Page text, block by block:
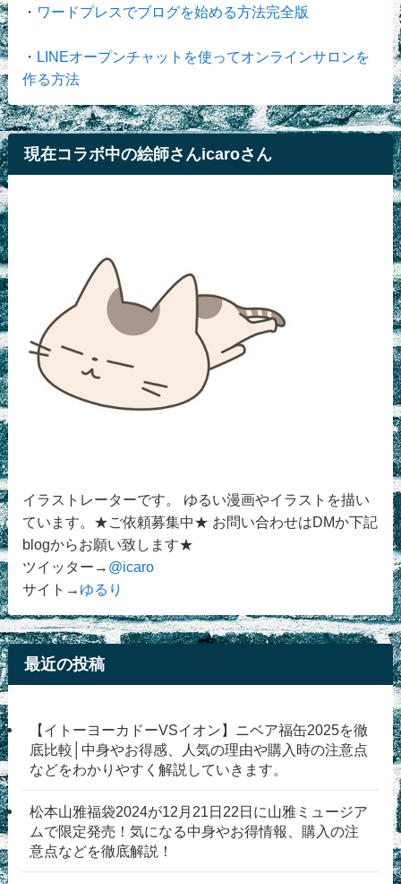
・ ワードプレスでブログを始める方法完全版
・ LINEオープンチャットを使ってオンラインサロンを
作る方法
現在コラボ中の絵師さんicaroさん
イラストレーターです。 ゆるい漫画やイラストを描い
ています。★ご依頼募集中★ お問い合わせはDMか下記
blogからお願い致します★
ツイッター→ @icaro
サイト→ ゆるり
最近の投稿
【イトーヨーカドーVSイオン】ニベア福缶2025を徹
底比較│中身やお得感、人気の理由や購入時の注意点
などをわかりやすく解説していきます。
松本山雅福袋2024が12月21日22日に山雅ミュージア
ムで限定発売！気になる中身やお得情報、購入の注
意点などを徹底解説！